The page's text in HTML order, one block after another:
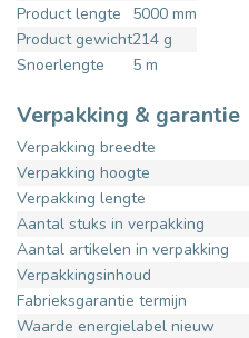
Product lengte
5000 mm
Product gewicht214 g
Snoerlengte
5 m
Verpakking & garantie
Verpakking breedte
Verpakking hoogte
Verpakking lengte
Aantal stuks in verpakking
Aantal artikelen in verpakking
Verpakkingsinhoud
Fabrieksgarantie termijn
Waarde energielabel nieuw